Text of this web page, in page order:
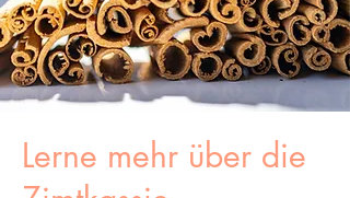
Lerne mehr über die